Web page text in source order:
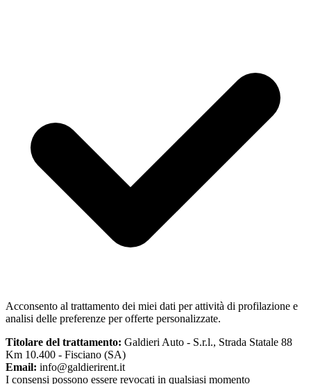
Acconsento al trattamento dei miei dati per attività di profilazione e
analisi delle preferenze per offerte personalizzate.
Titolare del trattamento: Galdieri Auto - S.r.l., Strada Statale 88
Km 10.400 - Fisciano (SA)
Email: info@galdierirent.it
I consensi possono essere revocati in qualsiasi momento